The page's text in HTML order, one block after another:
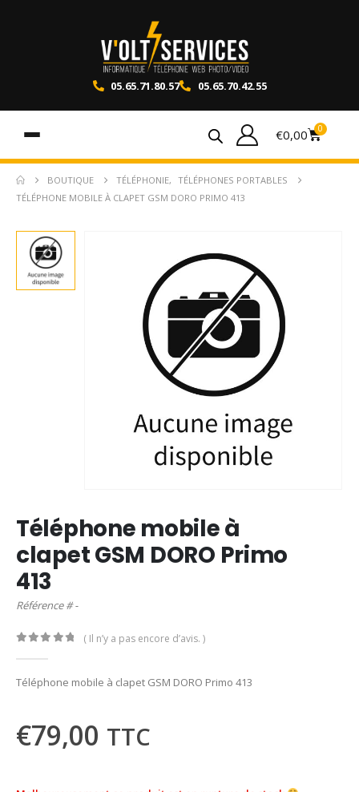
05.65.71.80.57 05.65.70.42.55
€0,00 0
BOUTIQUE TÉLÉPHONIE,
TÉLÉPHONES PORTABLES
TÉLÉPHONE MOBILE À CLAPET GSM DORO PRIMO 413
Téléphone mobile à
clapet GSM DORO Primo
413
Référence # -
( Il n’y a pas encore d’avis. )
Téléphone mobile à clapet GSM DORO Primo 413
€79,00 TTC